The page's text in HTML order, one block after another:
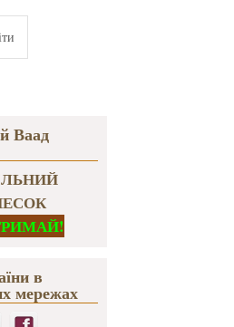
Ваад
в
мережах